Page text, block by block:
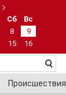
Сб
Вс
8
9
15 16
Происшествия